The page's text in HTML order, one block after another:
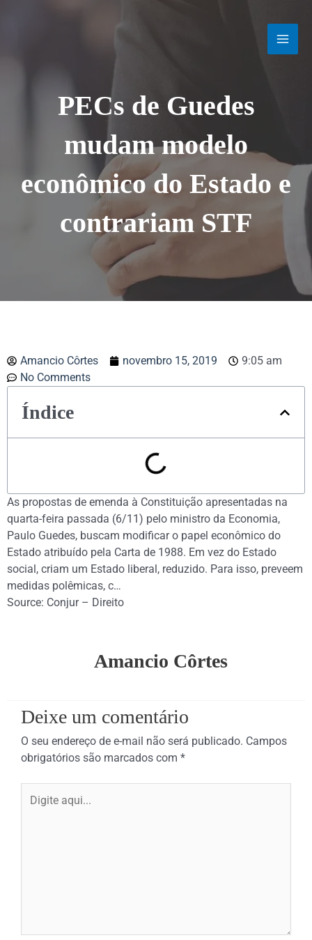
PECs de Guedes
mudam modelo
econômico do Estado e
contrariam STF
Amancio Côrtes novembro 15, 2019
9:05 am
No Comments
Índice
As propostas de emenda à Constituição apresentadas na
quarta-feira passada (6/11) pelo ministro da Economia,
Paulo Guedes, buscam modificar o papel econômico do
Estado atribuído pela Carta de 1988. Em vez do Estado
social, criam um Estado liberal, reduzido. Para isso, preveem
medidas polêmicas, c…
Source: Conjur – Direito
Amancio Côrtes
Deixe um comentário
O seu endereço de e-mail não será publicado. Campos
obrigatórios são marcados com *
aqui...